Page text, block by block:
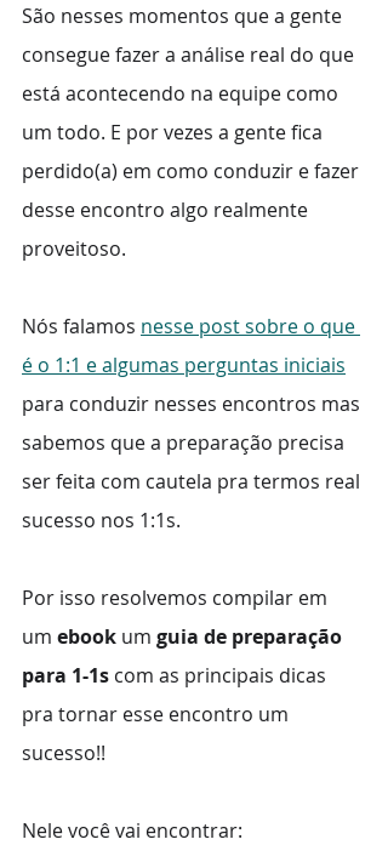
São nesses momentos que a gente
consegue fazer a análise real do que
está acontecendo na equipe como
um todo. E por vezes a gente fica
perdido(a) em como conduzir e fazer
desse encontro algo realmente
proveitoso.
Nós falamos nesse post sobre o que
é o 1:1 e algumas perguntas iniciais
para conduzir nesses encontros mas
sabemos que a preparação precisa
ser feita com cautela pra termos real
sucesso nos 1:1s.
Por isso resolvemos compilar em
um ebook um guia de preparação
para 1-1s com as principais dicas
pra tornar esse encontro um
sucesso!!
Nele você vai encontrar: